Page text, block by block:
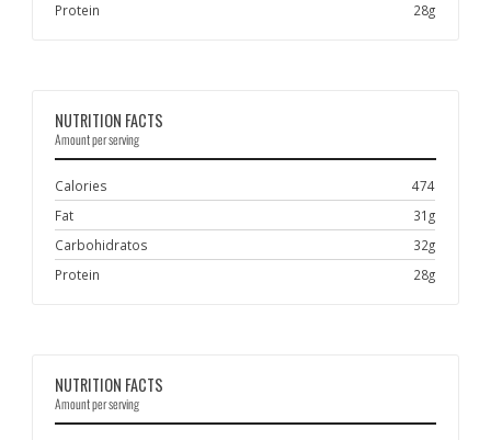
Protein
28g
NUTRITION FACTS
Amount per serving
Calories
474
Fat
31g
Carbohidratos
32g
Protein
28g
NUTRITION FACTS
Amount per serving